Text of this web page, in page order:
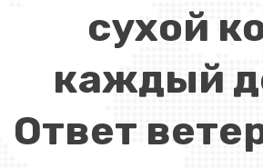
сухой
каждый
Ответ